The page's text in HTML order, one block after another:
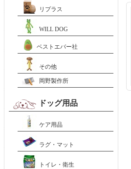
リプラス
WILL DOG
ベストエバー社
その他
岡野製作所
ドッグ用品
ケア用品
ラグ・マット
トイレ・衛生